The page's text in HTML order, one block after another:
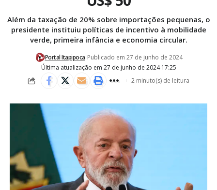
Além da taxação de 20% sobre importações pequenas, o
presidente instituiu políticas de incentivo à mobilidade
verde, primeira infância e economia circular.
Última atualização em 27 de junho de 2024 17:25
Portal Itapipoca Publicado em 27 de junho de 2024
2 minuto(s) de leitura